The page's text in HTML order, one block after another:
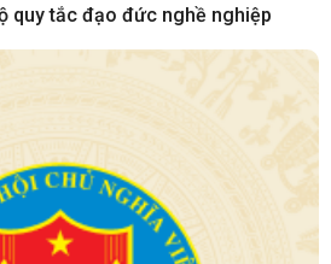
quy tắc đạo đức nghề nghiệp